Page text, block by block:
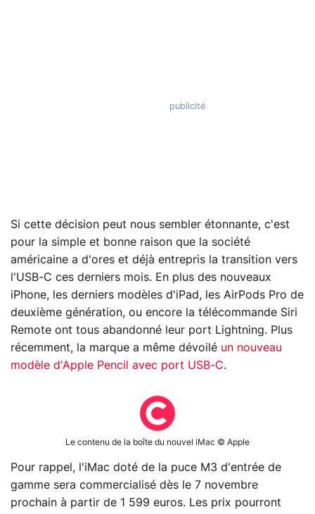
Si cette décision peut nous sembler étonnante, c'est
pour la simple et bonne raison que la société
américaine a d'ores et déjà entrepris la transition vers
l'USB-C ces derniers mois. En plus des nouveaux
iPhone, les derniers modèles d'iPad, les AirPods Pro de
deuxième génération, ou encore la télécommande Siri
Remote ont tous abandonné leur port Lightning. Plus
récemment, la marque a même dévoilé un nouveau
modèle d'Apple Pencil avec port USB-C.
Le contenu de la boîte du nouvel iMac © Apple
Pour rappel, l'iMac doté de la puce M3 d'entrée de
gamme sera commercialisé dès le 7 novembre
prochain à partir de 1 599 euros. Les prix pourront